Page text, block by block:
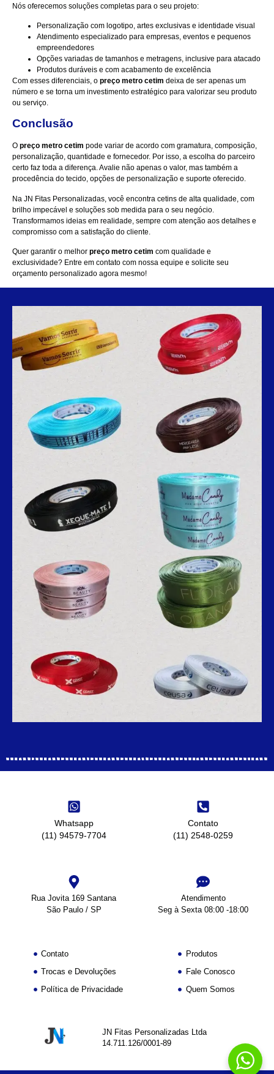
Nós oferecemos soluções completas para o seu projeto:
Personalização com logotipo, artes exclusivas e identidade visual
Atendimento especializado para empresas, eventos e pequenos
empreendedores
Opções variadas de tamanhos e metragens, inclusive para atacado
Produtos duráveis e com acabamento de excelência
Com esses diferenciais, o preço metro cetim deixa de ser apenas um
número e se torna um investimento estratégico para valorizar seu produto
ou serviço.
Conclusão
O preço metro cetim pode variar de acordo com gramatura, composição,
personalização, quantidade e fornecedor. Por isso, a escolha do parceiro
certo faz toda a diferença. Avalie não apenas o valor, mas também a
procedência do tecido, opções de personalização e suporte oferecido.
Na JN Fitas Personalizadas, você encontra cetins de alta qualidade, com
brilho impecável e soluções sob medida para o seu negócio.
Transformamos ideias em realidade, sempre com atenção aos detalhes e
compromisso com a satisfação do cliente.
Quer garantir o melhor preço metro cetim com qualidade e
exclusividade? Entre em contato com nossa equipe e solicite seu
orçamento personalizado agora mesmo!
Whatsapp
(11) 94579-7704
Contato
(11) 2548-0259
Rua Jovita 169 Santana
São Paulo / SP
Atendimento
Seg à Sexta 08:00 -18:00
Contato
Trocas e Devoluções
Política de Privacidade
Produtos
Fale Conosco
Quem Somos
JN Fitas Personalizadas Ltda
14.711.126/0001-89